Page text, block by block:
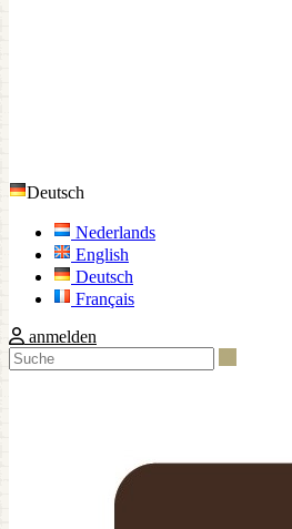
Deutsch
Nederlands
English
Deutsch
Français
anmelden